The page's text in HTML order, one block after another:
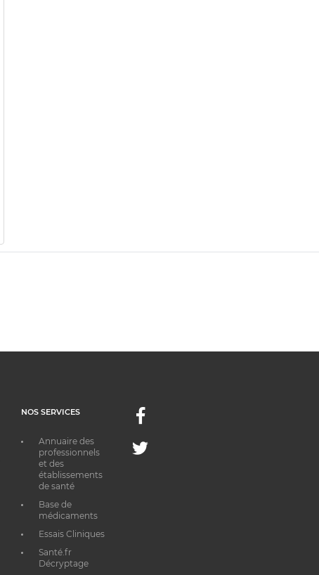
NOS SERVICES
Annuaire des
professionnels
et des
établissements
de santé
Base de
médicaments
Essais Cliniques
Santé.fr
Décryptage
Facebook
Twitter